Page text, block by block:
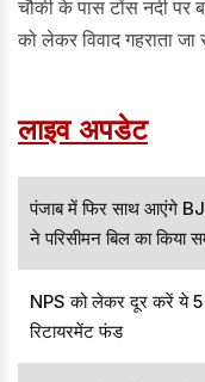
चौकी के पास टोंस नदी पर
को लेकर विवाद गहराता
लाइव अपडेट
पंजाब में फिर साथ आएंगे
ने परिसीमन बिल का किया
NPS को लेकर दूर करें ये 5
रिटायरमेंट फंड